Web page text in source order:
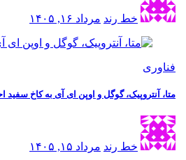
خط رند مرداد ۱۶, ۱۴۰۵
فناوری
متا، آنتروپیک، گوگل و اوپن ای آی به کاخ سفید
خط رند مرداد ۱۵, ۱۴۰۵